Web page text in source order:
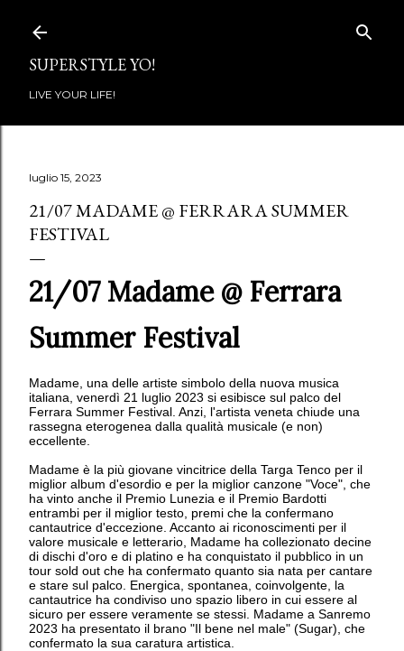
SUPERSTYLE YO!
LIVE YOUR LIFE!
luglio 15, 2023
21/07 MADAME @ FERRARA SUMMER
FESTIVAL
21/07 Madame @ Ferrara
Summer Festival
Madame, una delle artiste simbolo della nuova musica
italiana, venerdì 21 luglio 2023 si esibisce sul palco del
Ferrara Summer Festival. Anzi, l'artista veneta chiude una
rassegna eterogenea dalla qualità musicale (e non)
eccellente.
Madame è la più giovane vincitrice della Targa Tenco per il
miglior album d'esordio e per la miglior canzone "Voce", che
ha vinto anche il Premio Lunezia e il Premio Bardotti
entrambi per il miglior testo, premi che la confermano
cantautrice d'eccezione. Accanto ai riconoscimenti per il
valore musicale e letterario, Madame ha collezionato decine
di dischi d'oro e di platino e ha conquistato il pubblico in un
tour sold out che ha confermato quanto sia nata per cantare
e stare sul palco. Energica, spontanea, coinvolgente, la
cantautrice ha condiviso uno spazio libero in cui essere al
sicuro per essere veramente se stessi. Madame a Sanremo
2023 ha presentato il brano "Il bene nel male" (Sugar), che
confermato la sua caratura artistica.